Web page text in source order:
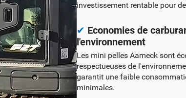
investissement rentable pour
✔ Economies de
l'environnement
Les mini pelles Aameck sont
respectueuses de
garantit une faible
minimales.